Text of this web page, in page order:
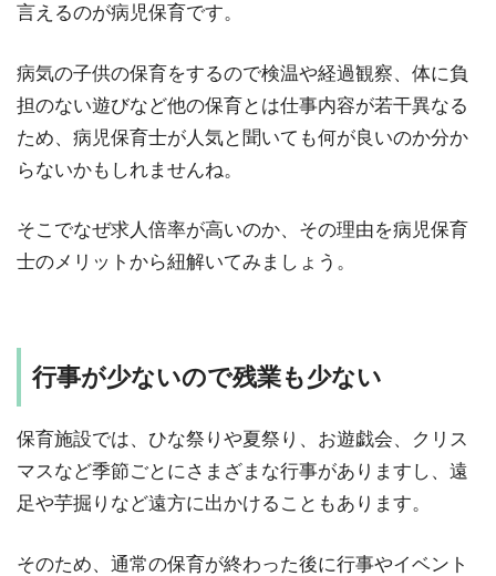
言えるのが病児保育です。
病気の子供の保育をするので検温や経過観察、体に負
担のない遊びなど他の保育とは仕事内容が若干異なる
ため、病児保育士が人気と聞いても何が良いのか分か
らないかもしれませんね。
そこでなぜ求人倍率が高いのか、その理由を病児保育
士のメリットから紐解いてみましょう。
行事が少ないので残業も少ない
保育施設では、ひな祭りや夏祭り、お遊戯会、クリス
マスなど季節ごとにさまざまな行事がありますし、遠
足や芋掘りなど遠方に出かけることもあります。
そのため、通常の保育が終わった後に行事やイベント